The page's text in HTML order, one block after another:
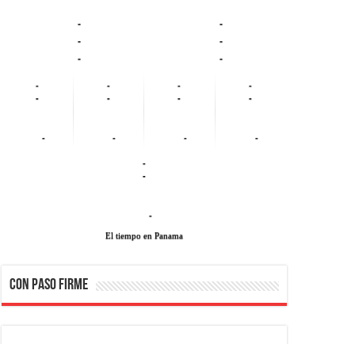
-
-
-
-
-
-
-
-
-
-
-
-
-
-
-
-
-
-
-
-
-
El tiempo en Panama
CON PASO FIRME